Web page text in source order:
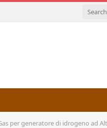
99,99% H2, ionizzatore d’Acqua SPE PEM,